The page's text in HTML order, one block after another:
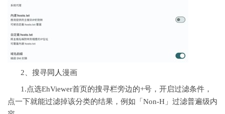
2、搜寻同人漫画
1.点选EhViewer首页的搜寻栏旁边的+号，开启过滤条件，
点一下就能过滤掉该分类的结果，例如「Non-H」过滤普遍级内